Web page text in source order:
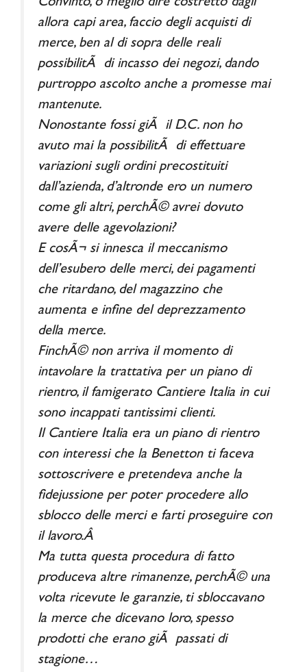
Convinto, o meglio dire costretto dagli
allora capi area, faccio degli acquisti di
merce, ben al di sopra delle reali
possibilitÃ di incasso dei negozi, dando
purtroppo ascolto anche a promesse mai
mantenute.
Nonostante fossi giÃ il D.C. non ho
avuto mai la possibilitÃ di effettuare
variazioni sugli ordini precostituiti
dall’azienda, d’altronde ero un numero
come gli altri, perchÃ© avrei dovuto
avere delle agevolazioni?
E cosÃ¬ si innesca il meccanismo
dell’esubero delle merci, dei pagamenti
che ritardano, del magazzino che
aumenta e infine del deprezzamento
della merce.
FinchÃ© non arriva il momento di
intavolare la trattativa per un piano di
rientro, il famigerato Cantiere Italia in cui
sono incappati tantissimi clienti.
Il Cantiere Italia era un piano di rientro
con interessi che la Benetton ti faceva
sottoscrivere e pretendeva anche la
fidejussione per poter procedere allo
sblocco delle merci e farti proseguire con
il lavoro.Â
Ma tutta questa procedura di fatto
produceva altre rimanenze, perchÃ© una
volta ricevute le garanzie, ti sbloccavano
la merce che dicevano loro, spesso
prodotti che erano giÃ passati di
stagione…